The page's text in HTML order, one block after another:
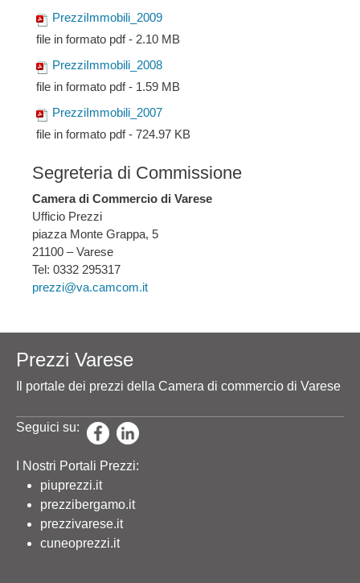
PrezziImmobili_2009
file in formato pdf - 2.10 MB
PrezziImmobili_2008
file in formato pdf - 1.59 MB
PrezziImmobili_2007
file in formato pdf - 724.97 KB
Segreteria di Commissione
Camera di Commercio di Varese
Ufficio Prezzi
piazza Monte Grappa, 5
21100 – Varese
Tel: 0332 295317
prezzi@va.camcom.it
Prezzi Varese
Il portale dei prezzi della Camera di commercio di Varese
Seguici su:
I Nostri Portali Prezzi:
piuprezzi.it
prezzibergamo.it
prezzivarese.it
cuneoprezzi.it